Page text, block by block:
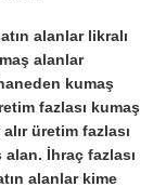
alanlar likralı
alanlar
kumaş
fazlası kumaş
üretim fazlası
İhraç fazlası
alanlar kime